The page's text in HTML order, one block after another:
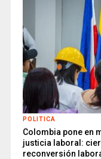
POLITICA
Colombia pone en
justicia laboral:
reconversión